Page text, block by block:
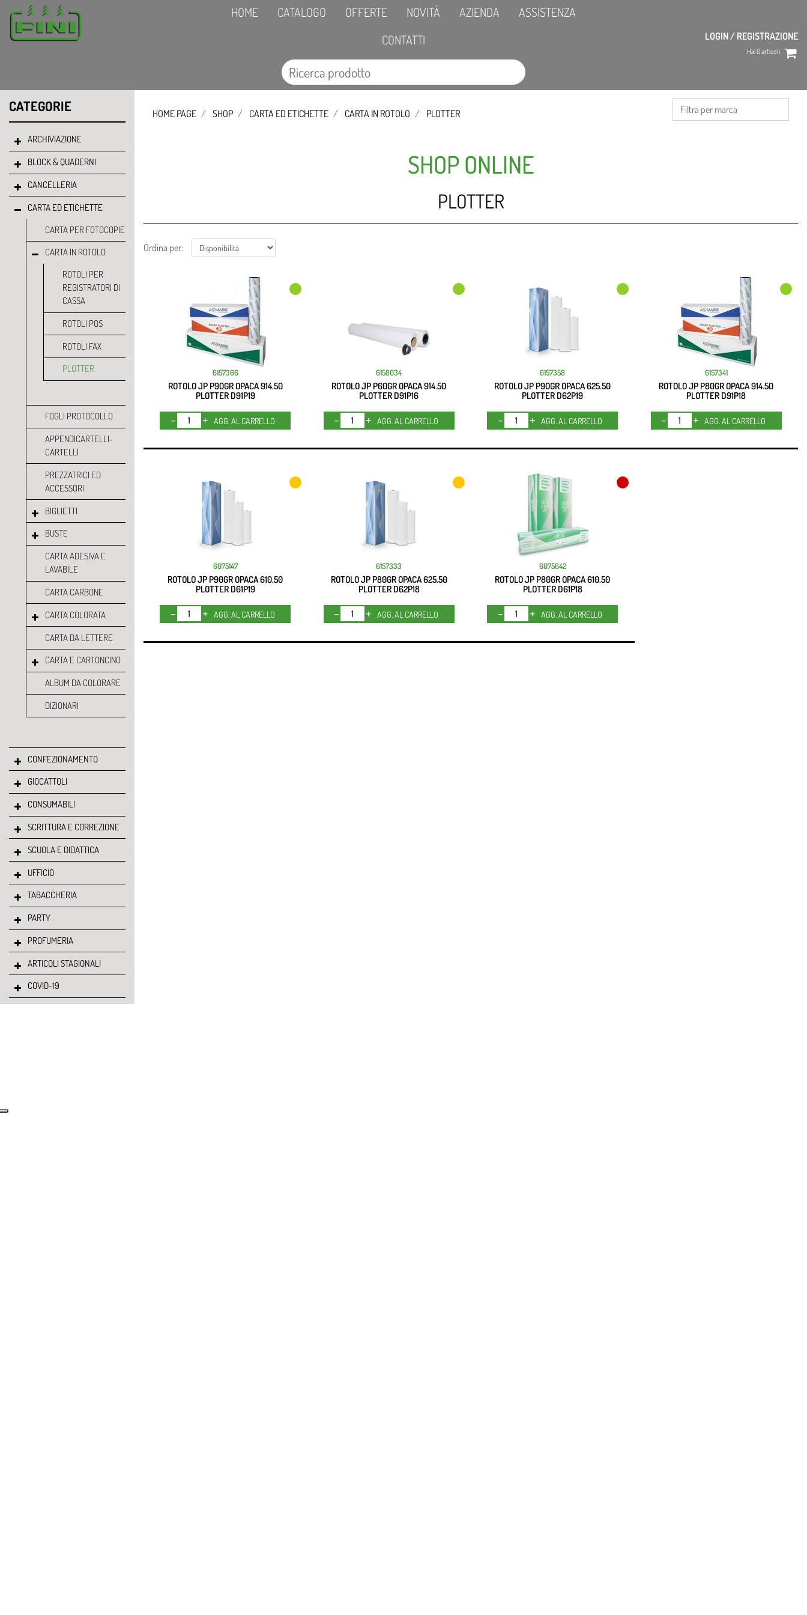
HOME CATALOGO OFFERTE NOVITÀ AZIENDA
ASSISTENZA
CONTATTI
LOGIN / REGISTRAZIONE
Hai0articoli
CATEGORIE
ARCHIVIAZIONE
BLOCK & QUADERNI
CANCELLERIA
CARTA ED ETICHETTE
CARTA PER FOTOCOPIE
CARTA IN ROTOLO
ROTOLI PER
REGISTRATORI DI
CASSA
ROTOLI POS
ROTOLI FAX
PLOTTER
FOGLI PROTOCOLLO
APPENDICARTELLI-
CARTELLI
PREZZATRICI ED
ACCESSORI
BIGLIETTI
BUSTE
CARTA ADESIVA E
LAVABILE
CARTA CARBONE
CARTA COLORATA
CARTA DA LETTERE
CARTA E CARTONCINO
ALBUM DA COLORARE
DIZIONARI
CONFEZIONAMENTO
GIOCATTOLI
CONSUMABILI
SCRITTURA E CORREZIONE
SCUOLA E DIDATTICA
UFFICIO
TABACCHERIA
PARTY
PROFUMERIA
ARTICOLI STAGIONALI
COVID-19
HOME PAGE SHOP CARTA ED ETICHETTE CARTA IN ROTOLO PLOTTER
SHOP ONLINE
PLOTTER
Ordina per:
6157366
ROTOLO JP P90GR OPACA 914.50
PLOTTER D91P19
Quantità
AGG. AL CARRELLO
6158034
ROTOLO JP P60GR OPACA 914.50
PLOTTER D91P16
Quantità
AGG. AL CARRELLO
6157358
ROTOLO JP P90GR OPACA 625.50
PLOTTER D62P19
Quantità
AGG. AL CARRELLO
6157341
ROTOLO JP P80GR OPACA 914.50
PLOTTER D91P18
Quantità
AGG. AL CARRELLO
6075147
ROTOLO JP P90GR OPACA 610.50
PLOTTER D61P19
Quantità
AGG. AL CARRELLO
6157333
ROTOLO JP P80GR OPACA 625.50
PLOTTER D62P18
Quantità
AGG. AL CARRELLO
6075642
ROTOLO JP P80GR OPACA 610.50
PLOTTER D61P18
Quantità
AGG. AL CARRELLO